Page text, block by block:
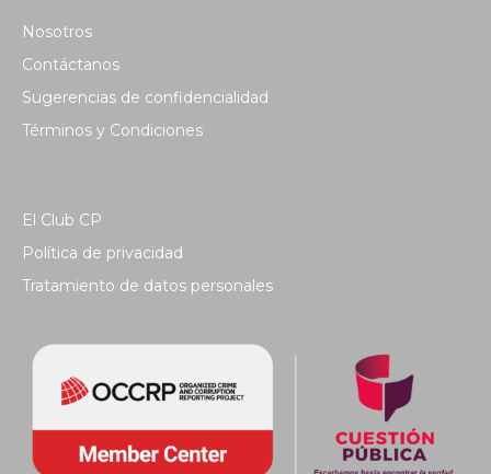
Nosotros
Contáctanos
Sugerencias de confidencialidad
Términos y Condiciones
El Club CP
Política de privacidad
Tratamiento de datos personales